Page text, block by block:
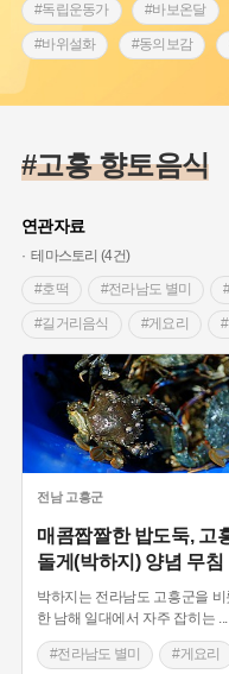
#독립운동가 #바보온달
#바위설화 #동의보감
#인천 #외성 #허준
#황해도
#조선역사
#왕건 #전라남도 지명유래
#온라인 생활사박물관 #강
#여성독립운동가 #조선시
#김마리아 #여성 독립운동
#문화유산 #노원구 #
#경기도설화 #강서구
#지명유래
#용인의 전설 #끈기 #
#의병활동 #영산포 #
#남자현
#고흥 향토음식
연관자료
테마스토리 (4건)
#호떡
#전라남도 별미
#길거리음식 #게요리
#막걸리 #한국의 과일
전남 고흥군
매콤짭짤한 밥도둑, 고
돌게(박하지) 양념 무침
박하지는 전라남도 고흥군을 비
한 남해 일대에서 자주 잡히는
#전라남도 별미 #게요리